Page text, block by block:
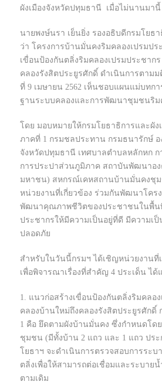
ผังเมืองจังหวัดปทุมธานี เมื่อไม่นานมานี้
นายพงษ์นรา เย็นยิ่ง รองอธิบดีกรมโยธา
ว่า โครงการบ้านมั่นคงริมคลองเปรมปร
เขื่อนป้องกันตลิ่งริมคลองเปรมประชาก
คลองรังสิตประยูรศักดิ์ ดำเนินการตาม
ที่ 9 เมษายน 2562 เห็นชอบแผนแม่บทก
ฐานระบบคลองและการพัฒนาชุมชนริม
โดย มอบหมายให้กรมโยธาธิการและผัง
ภาคที่ 1 กรมชลประทาน กรมธนารักษ์ อ
จังหวัดปทุมธานี เทศบาลตําบลหลักหก
การประปาส่วนภูมิภาค สถาบันพัฒนาอ
มหาชน) สหกรณ์เคหสถานบ้านมั่นคงชุ
หน่วยงานที่เกี่ยวข้อง ร่วมกันพัฒนาโครง
พัฒนาคุณภาพชีวิตของประชาชนในพื้น
ประชากรให้มีความเป็นอยู่ที่ดี มีความเป็
ปลอดภัย
สำหรับในวันนี้กรมฯ ได้เชิญหน่วยงานที่
เพื่อพิจารณาเรื่องที่สำคัญ 4 ประเด็น ได้
1. แนวก่อสร้างเขื่อนป้องกันตลิ่งริมคลอ
คลองบ้านใหม่ถึงคลองรังสิตประยูรศักดิ์
1 คือ ยึดตามผังบ้านมั่นคง ซึ่งกำหนดโด
ชุมชน (มีทั้งบ้าน 2 แถว และ 1 แถว ปร
โยธาฯ จะดำเนินการตรวจสอบการระ
ตลิ่งเพื่อให้สามารถต่อเชื่อมและระบายน้
ตามเดิม